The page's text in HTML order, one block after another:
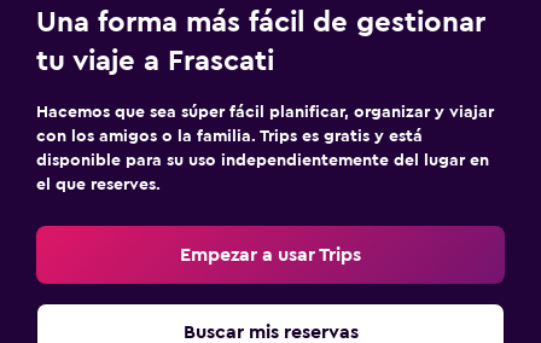
Una forma más fácil de gestionar
tu viaje a Frascati
Hacemos que sea súper fácil planificar, organizar y viajar
con los amigos o la familia. Trips es gratis y está
disponible para su uso independientemente del lugar en
el que reserves.
Empezar a usar Trips
Buscar mis reservas